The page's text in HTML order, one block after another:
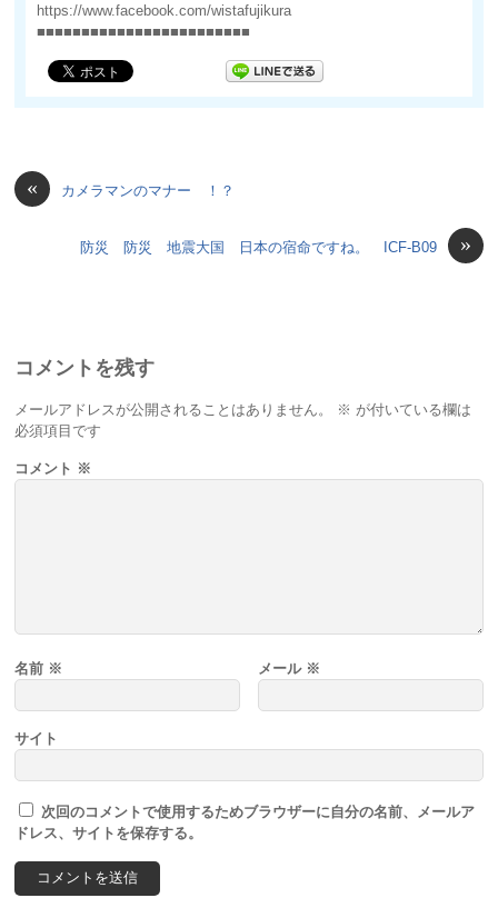
https://www.facebook.com/wistafujikura
■■■■■■■■■■■■■■■■■■■■■■■■
« カメラマンのマナー ！？
»
防災 防災 地震大国 日本の宿命ですね。 ICF-B09
コメントを残す
メールアドレスが公開されることはありません。 ※ が付いている欄は
必須項目です
コメント ※
名前 ※ メール ※
サイト
次回のコメントで使用するためブラウザーに自分の名前、メールア
ドレス、サイトを保存する。